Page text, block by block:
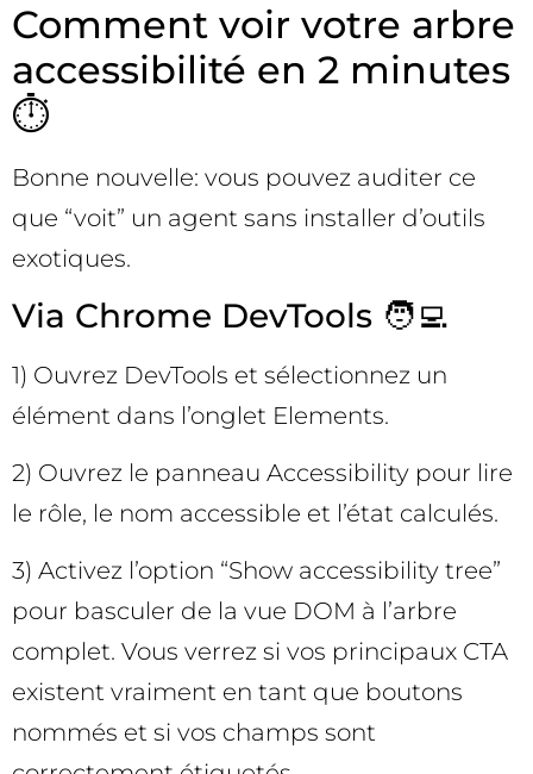
Comment voir votre arbre
accessibilité en 2 minutes
⏱️
Bonne nouvelle: vous pouvez auditer ce
que “voit” un agent sans installer d’outils
exotiques.
Via Chrome DevTools 🧑‍💻
1) Ouvrez DevTools et sélectionnez un
élément dans l’onglet Elements.
2) Ouvrez le panneau Accessibility pour lire
le rôle, le nom accessible et l’état calculés.
3) Activez l’option “Show accessibility tree”
pour basculer de la vue DOM à l’arbre
complet. Vous verrez si vos principaux CTA
existent vraiment en tant que boutons
nommés et si vos champs sont